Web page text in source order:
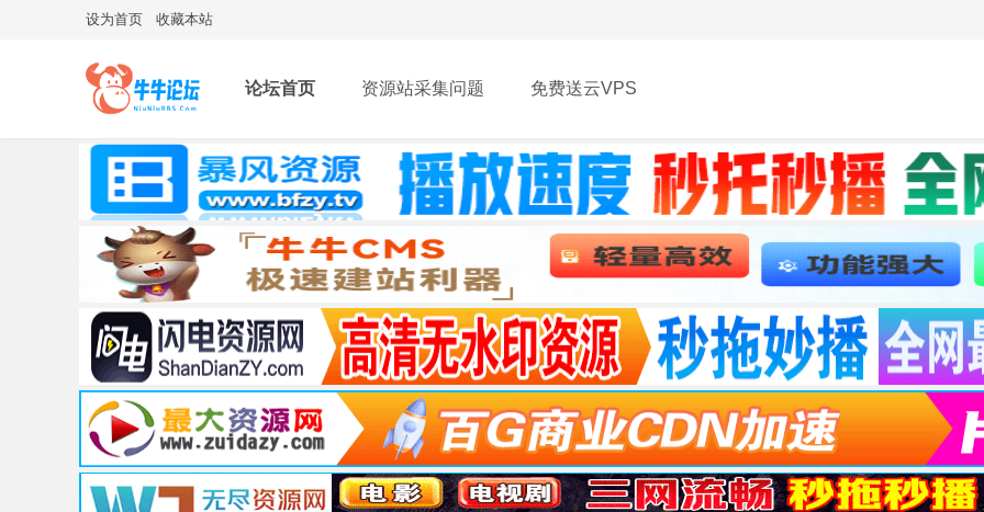
设为首页 收藏本站
论坛首页 资源站采集问题 免费送云VPS